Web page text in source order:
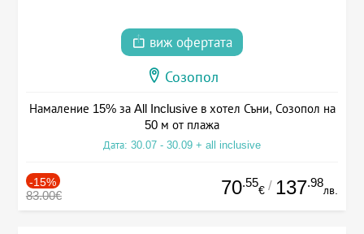
виж офертата
Созопол
Намаление 15% за All Inclusive в хотел Съни, Созопол на
50 м от плажа
Дата: 30.07 - 30.09 + all inclusive
-15%
83.00€ 70.55
€ / 137.98
лв.